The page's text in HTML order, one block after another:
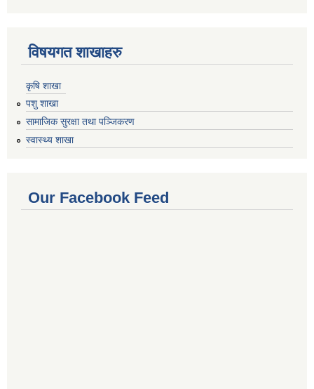
विषयगत शाखाहरु
कृषि शाखा
पशु शाखा
सामाजिक सुरक्षा तथा पञ्जिकरण
स्वास्थ्य शाखा
Our Facebook Feed